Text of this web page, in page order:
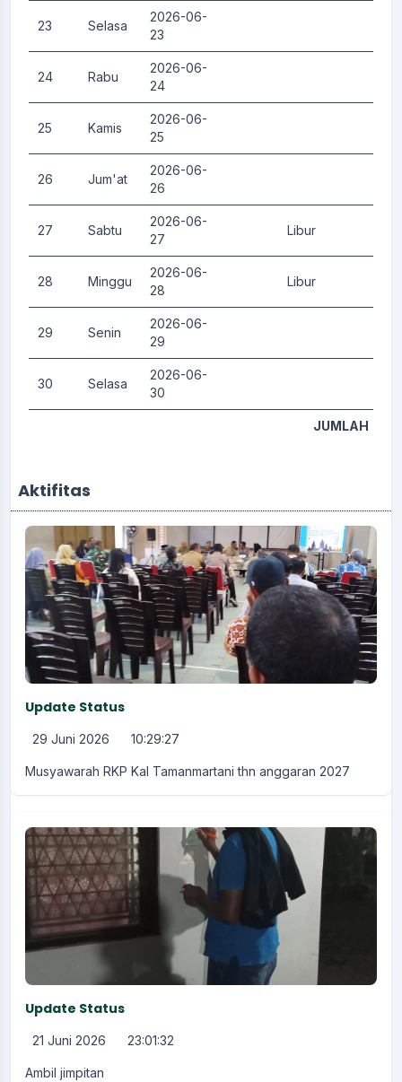
23 Selasa
2026-06-
23
24 Rabu
2026-06-
24
25 Kamis
2026-06-
25
26 Jum'at
2026-06-
26
27 Sabtu
2026-06-
27
Libur
28 Minggu
2026-06-
28
Libur
29 Senin
2026-06-
29
30 Selasa
2026-06-
30
JUMLAH
Aktifitas
Update Status
29 Juni 2026 10:29:27
Musyawarah RKP Kal Tamanmartani thn anggaran 2027
Update Status
21 Juni 2026 23:01:32
Ambil jimpitan